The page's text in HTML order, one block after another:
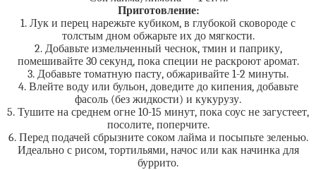
Приготовление:
1. Лук и перец нарежьте кубиком, в глубокой сковороде с
толстым дном обжарьте их до мягкости.
2. Добавьте измельченный чеснок, тмин и паприку,
помешивайте 30 секунд, пока специи не раскроют аромат.
3. Добавьте томатную пасту, обжаривайте 1-2 минуты.
4. Влейте воду или бульон, доведите до кипения, добавьте
фасоль (без жидкости) и кукурузу.
5. Тушите на среднем огне 10-15 минут, пока соус не загустеет,
посолите, поперчите.
6. Перед подачей сбрызните соком лайма и посыпьте зеленью.
Идеально с рисом, тортильями, начос или как начинка для
буррито.